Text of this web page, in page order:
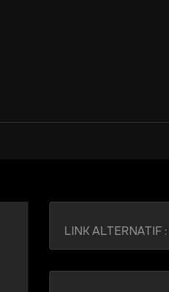
LINK ALTERNATIF :